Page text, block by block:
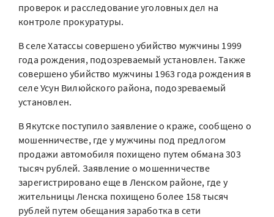
проверок и расследование уголовных дел на
контроле прокуратуры.
В селе Хатассы совершено убийство мужчины 1999
года рождения, подозреваемый установлен. Также
совершено убийство мужчины 1963 года рождения в
селе Усун Вилюйского района, подозреваемый
установлен.
В Якутске поступило заявление о краже, сообщено о
мошенничестве, где у мужчины под предлогом
продажи автомобиля похищено путем обмана 303
тысяч рублей. Заявление о мошенничестве
зарегистрировано еще в Ленском районе, где у
жительницы Ленска похищено более 158 тысяч
рублей путем обещания заработка в сети